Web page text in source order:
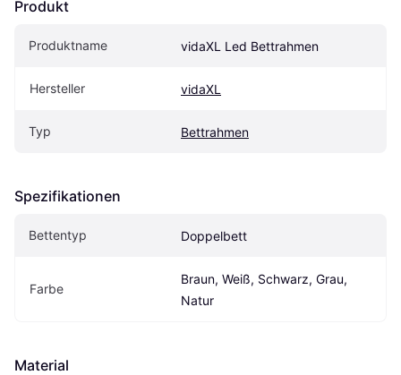
Produkt
Produktname vidaXL Led Bettrahmen
Hersteller vidaXL
Typ Bettrahmen
Spezifikationen
Bettentyp Doppelbett
Farbe
Braun, Weiß, Schwarz, Grau,
Natur
Material